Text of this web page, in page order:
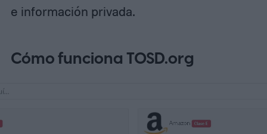
e información privada.
Cómo funciona TOSD.org